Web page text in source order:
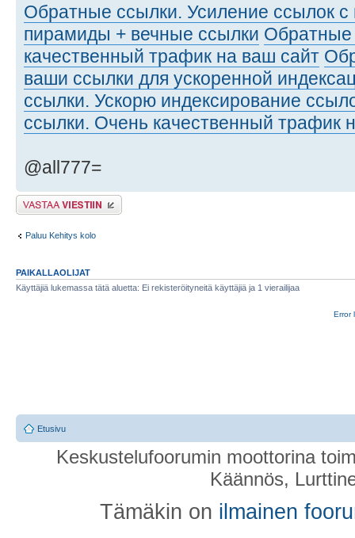
Обратные ссылки. Усиление ссылок
пирамиды + вечные ссылки Обратные
качественный трафик на ваш сайт
ваши ссылки для ускоренной
ссылки. Ускорю индексирование
ссылки. Очень качественный трафик
@all777=
Lähetä vastaus
Paluu Kehitys kolo
PAIKALLAOLIJAT
Käyttäjiä lukemassa tätä aluetta: Ei rekisteröityneitä käyttäjiä ja 1 vierailijaa
Error
Etusivu
Keskustelufoorumin moottorina
Käännös,
Tämäkin on ilmainen